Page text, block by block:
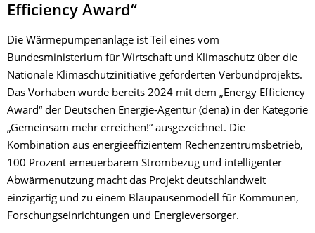
Efficiency Award“
Die Wärmepumpenanlage ist Teil eines vom
Bundesministerium für Wirtschaft und Klimaschutz über die
Nationale Klimaschutzinitiative geförderten Verbundprojekts.
Das Vorhaben wurde bereits 2024 mit dem „Energy Efficiency
Award“ der Deutschen Energie-Agentur (dena) in der Kategorie
„Gemeinsam mehr erreichen!“ ausgezeichnet. Die
Kombination aus energieeffizientem Rechenzentrumsbetrieb,
100 Prozent erneuerbarem Strombezug und intelligenter
Abwärmenutzung macht das Projekt deutschlandweit
einzigartig und zu einem Blaupausenmodell für Kommunen,
Forschungseinrichtungen und Energieversorger.